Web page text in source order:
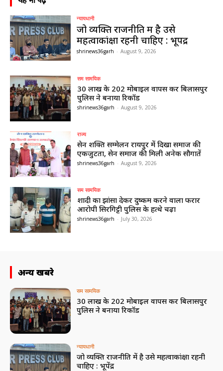
न्यायधानी
जो व्यक्ति राजनीति में है उसे
महत्वाकांक्षा रहनी चाहिए : भूपेंद्र
shrinews36garh - August 9, 2026
सम सामयिक
30 लाख के 202 मोबाइल वापस कर बिलासपुर
पुलिस ने बनाया रिकॉर्ड
shrinews36garh - August 9, 2026
राज्य
सेन शक्ति सम्मेलन रायपुर में दिखा समाज की
एकजुटता, सेन समाज की मिली अनेक सौगातें
shrinews36garh - August 9, 2026
सम सामयिक
शादी का झांसा देकर दुष्कर्म करने वाला फरार
आरोपी सिरगिट्टी पुलिस के हत्थे चढ़ा
shrinews36garh - July 30, 2026
अन्य खबरे
सम सामयिक
30 लाख के 202 मोबाइल वापस कर बिलासपुर
पुलिस ने बनाया रिकॉर्ड
न्यायधानी
जो व्यक्ति राजनीति में है उसे महत्वाकांक्षा रहनी
चाहिए : भूपेंद्र